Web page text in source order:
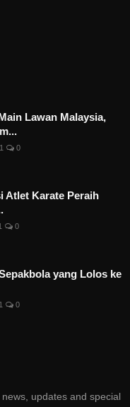
Lawan Malaysia,
0
Atlet Karate Peraih
0
yang Lolos ke
0
updates and special